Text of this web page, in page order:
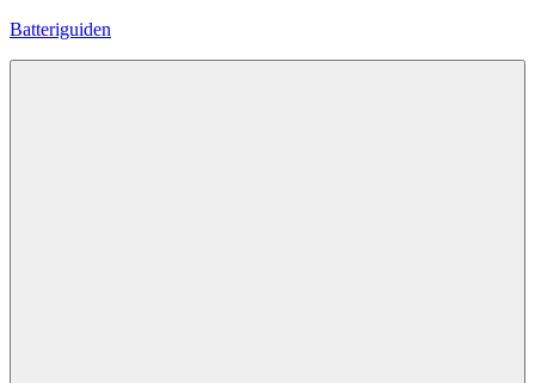
Hoppa
Batteriguiden